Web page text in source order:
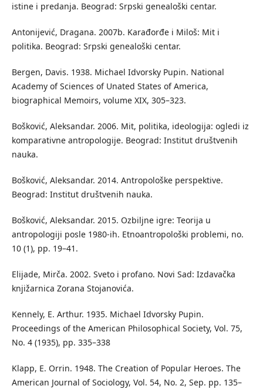
istine i predanja. Beograd: Srpski genealoški centar.
Antonijević, Dragana. 2007b. Karađorđe i Miloš: Mit i
politika. Beograd: Srpski genealoški centar.
Bergen, Davis. 1938. Michael Idvorsky Pupin. National
Academy of Sciences of Unated States of America,
biographical Memoirs, volume XIX, 305–323.
Bošković, Aleksandar. 2006. Mit, politika, ideologija: ogledi iz
komparativne antropologije. Beograd: Institut društvenih
nauka.
Bošković, Aleksandar. 2014. Antropološke perspektive.
Beograd: Institut društvenih nauka.
Bošković, Aleksandar. 2015. Ozbiljne igre: Teorija u
antropologiji posle 1980-ih. Etnoantropološki problemi, no.
10 (1), pp. 19–41.
Elijade, Mirča. 2002. Sveto i profano. Novi Sad: Izdavačka
knjižarnica Zorana Stojanovića.
Kennely, E. Arthur. 1935. Michael Idvorsky Pupin.
Proceedings of the American Philosophical Society, Vol. 75,
No. 4 (1935), pp. 335–338
Klapp, E. Orrin. 1948. The Creation of Popular Heroes. The
American Journal of Sociology, Vol. 54, No. 2, Sep. pp. 135–